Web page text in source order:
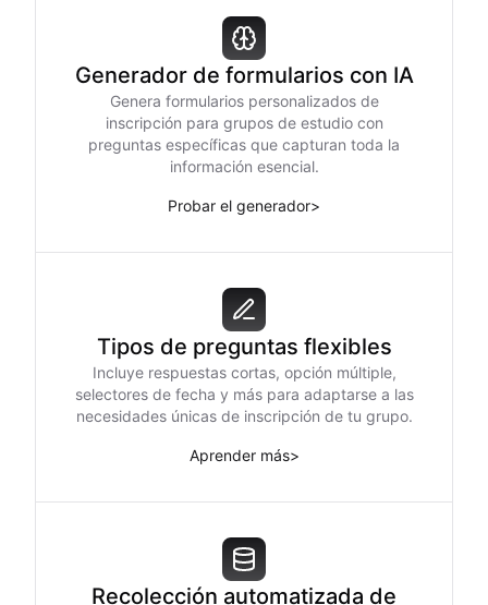
Generador de formularios con IA
Genera formularios personalizados de
inscripción para grupos de estudio con
preguntas específicas que capturan toda la
información esencial.
Probar el generador>
Tipos de preguntas flexibles
Incluye respuestas cortas, opción múltiple,
selectores de fecha y más para adaptarse a las
necesidades únicas de inscripción de tu grupo.
Aprender más>
Recolección automatizada de